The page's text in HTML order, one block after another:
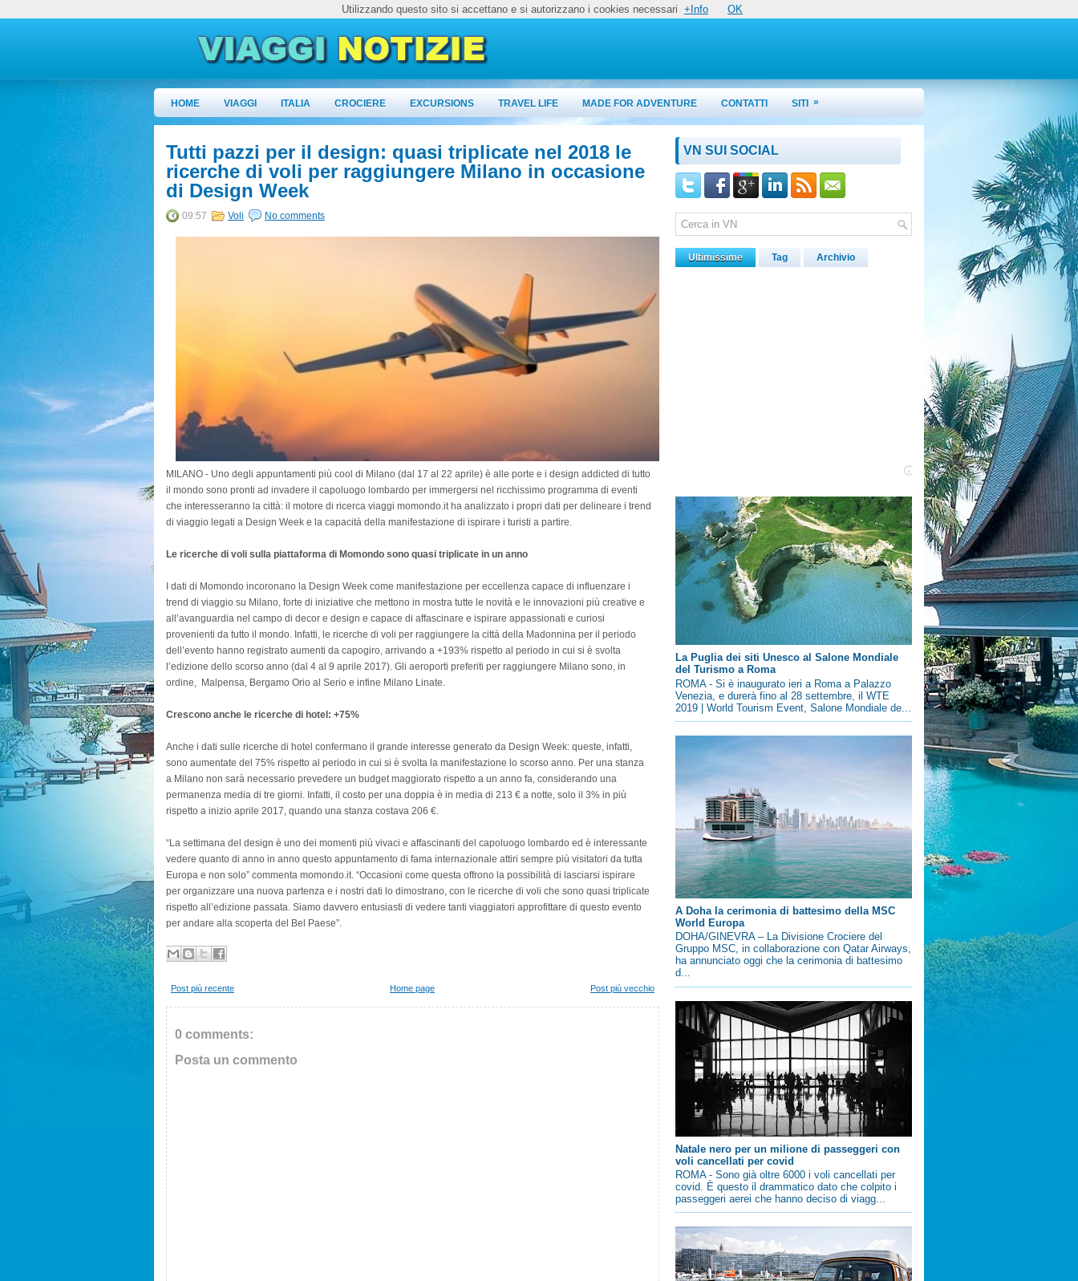
HOME VIAGGI ITALIA CROCIERE EXCURSIONS TRAVEL LIFE MADE FOR ADVENTURE CONTATTI SITI »
Tutti pazzi per il design: quasi triplicate nel 2018 le
ricerche di voli per raggiungere Milano in occasione
di Design Week
09:57 Voli No comments
MILANO - Uno degli appuntamenti più cool di Milano (dal 17 al 22 aprile) è alle porte e i design addicted di tutto
il mondo sono pronti ad invadere il capoluogo lombardo per immergersi nel ricchissimo programma di eventi
che interesseranno la città: il motore di ricerca viaggi momondo.it ha analizzato i propri dati per delineare i trend
di viaggio legati a Design Week e la capacità della manifestazione di ispirare i turisti a partire.
Le ricerche di voli sulla piattaforma di Momondo sono quasi triplicate in un anno
I dati di Momondo incoronano la Design Week come manifestazione per eccellenza capace di influenzare i
trend di viaggio su Milano, forte di iniziative che mettono in mostra tutte le novità e le innovazioni più creative e
all’avanguardia nel campo di decor e design e capace di affascinare e ispirare appassionati e curiosi
provenienti da tutto il mondo. Infatti, le ricerche di voli per raggiungere la città della Madonnina per il periodo
dell’evento hanno registrato aumenti da capogiro, arrivando a +193% rispetto al periodo in cui si è svolta
l’edizione dello scorso anno (dal 4 al 9 aprile 2017). Gli aeroporti preferiti per raggiungere Milano sono, in
ordine, Malpensa, Bergamo Orio al Serio e infine Milano Linate.
Crescono anche le ricerche di hotel: +75%
Anche i dati sulle ricerche di hotel confermano il grande interesse generato da Design Week: queste, infatti,
sono aumentate del 75% rispetto al periodo in cui si è svolta la manifestazione lo scorso anno. Per una stanza
a Milano non sarà necessario prevedere un budget maggiorato rispetto a un anno fa, considerando una
permanenza media di tre giorni. Infatti, il costo per una doppia è in media di 213 € a notte, solo il 3% in più
rispetto a inizio aprile 2017, quando una stanza costava 206 €.
“La settimana del design è uno dei momenti più vivaci e affascinanti del capoluogo lombardo ed è interessante
vedere quanto di anno in anno questo appuntamento di fama internazionale attiri sempre più visitatori da tutta
Europa e non solo” commenta momondo.it. “Occasioni come questa offrono la possibilità di lasciarsi ispirare
per organizzare una nuova partenza e i nostri dati lo dimostrano, con le ricerche di voli che sono quasi triplicate
rispetto all’edizione passata. Siamo davvero entusiasti di vedere tanti viaggiatori approfittare di questo evento
per andare alla scoperta del Bel Paese”.
Post più recente Post più vecchio
Home page
0 comments:
Posta un commento
VN SUI SOCIAL
Ultimissime Tag Archivio
La Puglia dei siti Unesco al Salone Mondiale
del Turismo a Roma
ROMA - Si è inaugurato ieri a Roma a Palazzo
Venezia, e durerà fino al 28 settembre, il WTE
2019 | World Tourism Event, Salone Mondiale de...
A Doha la cerimonia di battesimo della MSC
World Europa
DOHA/GINEVRA – La Divisione Crociere del
Gruppo MSC, in collaborazione con Qatar Airways,
ha annunciato oggi che la cerimonia di battesimo
d...
Natale nero per un milione di passeggeri con
voli cancellati per covid
ROMA - Sono già oltre 6000 i voli cancellati per
covid. È questo il drammatico dato che colpito i
passeggeri aerei che hanno deciso di viagg...
Utilizzando questo sito si accettano e si autorizzano i cookies necessari +Info OK